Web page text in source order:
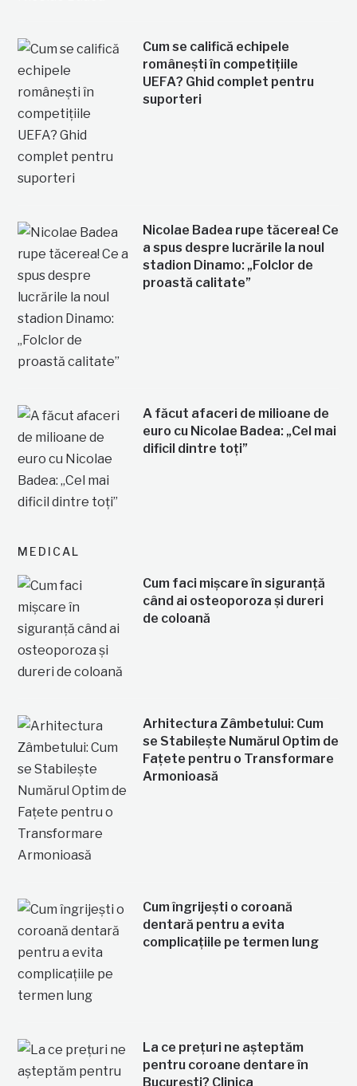
Cum se califică echipele
românești în competițiile
UEFA? Ghid complet pentru
suporteri
Nicolae Badea rupe tăcerea! Ce
a spus despre lucrările la noul
stadion Dinamo: „Folclor de
proastă calitate”
A făcut afaceri de milioane de
euro cu Nicolae Badea: „Cel mai
dificil dintre toți”
MEDICAL
Cum faci mișcare în siguranță
când ai osteoporoza și dureri
de coloană
Arhitectura Zâmbetului: Cum
se Stabilește Numărul Optim de
Fațete pentru o Transformare
Armonioasă
Cum îngrijești o coroană
dentară pentru a evita
complicațiile pe termen lung
La ce prețuri ne așteptăm
pentru coroane dentare în
București? Clinica